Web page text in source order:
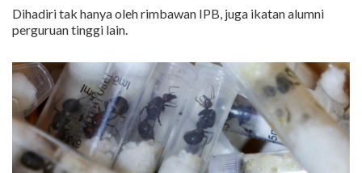
Dihadiri tak hanya oleh rimbawan IPB, juga ikatan alumni
perguruan tinggi lain.